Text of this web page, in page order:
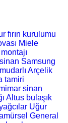
fırın kurulumu
Miele
Samsung
mudarlı Arçelik
tamiri
sinan
Altus bulaşık
Uğur
General